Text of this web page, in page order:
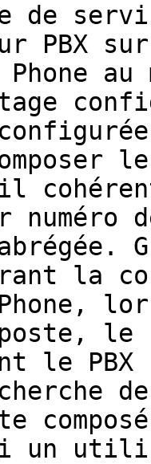
de
PBX
au
numéro
la
le
le
si un